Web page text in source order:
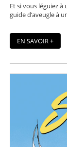
Et si vous léguiez
guide d’aveugle à
EN SAVOIR +